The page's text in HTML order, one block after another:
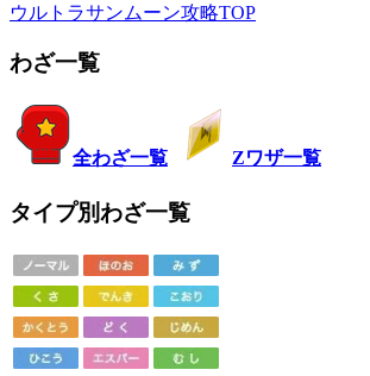
ウルトラサンムーン攻略TOP
わざ一覧
全わざ一覧 Zワザ一覧
タイプ別わざ一覧